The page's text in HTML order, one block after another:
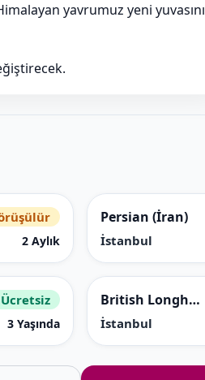
yavrumuz yeni yuvasını
2 Aylık
Persian (İran)
İstanbul
Ücretsiz
3 Yaşında
British Longhair
İstanbul